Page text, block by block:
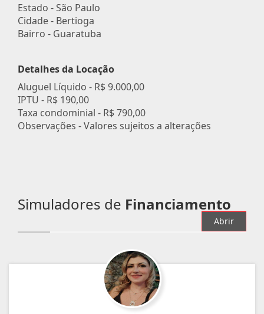
Estado -São Paulo
Cidade - Bertioga
Bairro - Guaratuba
Detalhes da Locação
Aluguel Líquido - R$ 9.000,00
IPTU - R$ 190,00
Taxa condominial - R$ 790,00
Observações - Valores sujeitos a alterações
Simuladores de Financiamento
Abrir